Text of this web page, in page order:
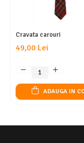
Cravata carouri
49,00 Lei
ADAUGA IN